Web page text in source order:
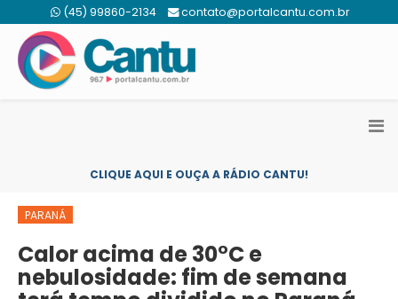
(45) 99860-2134 contato@portalcantu.com.br
CLIQUE AQUI E OUÇA A RÁDIO CANTU!
PARANÁ
Calor acima de 30°C e
nebulosidade: fim de semana